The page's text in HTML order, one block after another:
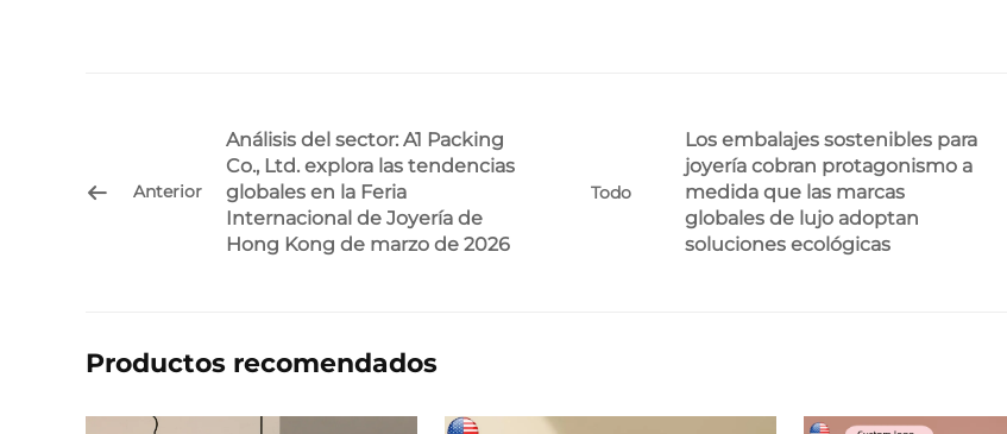
Anterior
Análisis del sector: A1 Packing
Co., Ltd. explora las tendencias
globales en la Feria
Internacional de Joyería de
Hong Kong de marzo de 2026
Todo
Los embalajes sostenibles para
joyería cobran protagonismo a
medida que las marcas
globales de lujo adoptan
soluciones ecológicas
Productos recomendados